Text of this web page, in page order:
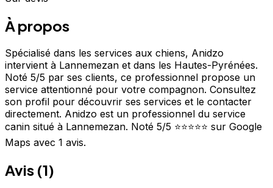
À propos
Spécialisé dans les services aux chiens, Anidzo
intervient à Lannemezan et dans les Hautes-Pyrénées.
Noté 5/5 par ses clients, ce professionnel propose un
service attentionné pour votre compagnon. Consultez
son profil pour découvrir ses services et le contacter
directement. Anidzo est un professionnel du service
canin situé à Lannemezan. Noté 5/5 ⭐⭐⭐⭐⭐ sur Google
Maps avec 1 avis.
Avis (1)